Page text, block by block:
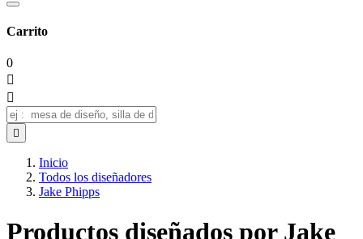
Carrito
0



Inicio
Todos los diseñadores
Jake Phipps
Productos diseñados por Jake